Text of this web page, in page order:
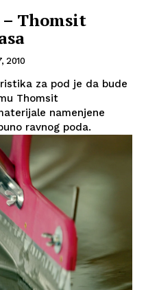
Thomsit
2010
za pod je da bude
namenjene
ravnog poda.